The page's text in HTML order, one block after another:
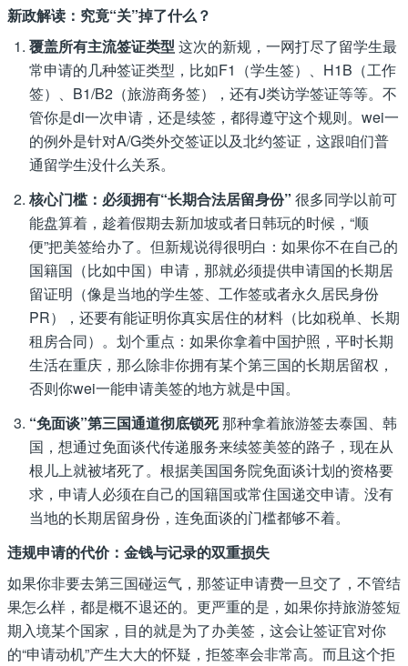
新政解读：究竟“关”掉了什么？
覆盖所有主流签证类型 这次的新规，一网打尽了留学生最
常申请的几种签证类型，比如F1（学生签）、H1B（工作
签）、B1/B2（旅游商务签），还有J类访学签证等等。不
管你是di一次申请，还是续签，都得遵守这个规则。wei一
的例外是针对A/G类外交签证以及北约签证，这跟咱们普
通留学生没什么关系。
核心门槛：必须拥有“长期合法居留身份” 很多同学以前可
能盘算着，趁着假期去新加坡或者日韩玩的时候，“顺
便”把美签给办了。但新规说得很明白：如果你不在自己的
国籍国（比如中国）申请，那就必须提供申请国的长期居
留证明（像是当地的学生签、工作签或者永久居民身份
PR），还要有能证明你真实居住的材料（比如税单、长期
租房合同）。划个重点：如果你拿着中国护照，平时长期
生活在重庆，那么除非你拥有某个第三国的长期居留权，
否则你wei一能申请美签的地方就是中国。
“免面谈”第三国通道彻底锁死那种拿着旅游签去泰国、韩
国，想通过免面谈代传递服务来续签美签的路子，现在从
根儿上就被堵死了。根据美国国务院免面谈计划的资格要
求，申请人必须在自己的国籍国或常住国递交申请。没有
当地的长期居留身份，连免面谈的门槛都够不着。
违规申请的代价：金钱与记录的双重损失
如果你非要去第三国碰运气，那签证申请费一旦交了，不管结
果怎么样，都是概不退还的。更严重的是，如果你持旅游签短
期入境某个国家，目的就是为了办美签，这会让签证官对你
的“申请动机”产生大大的怀疑，拒签率会非常高。而且这个拒